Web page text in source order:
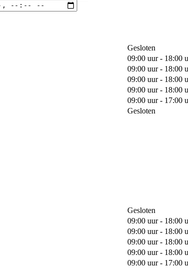
Gesloten
09:00 uur - 18:00
09:00 uur - 18:00
09:00 uur - 18:00
09:00 uur - 18:00
09:00 uur - 17:00
Gesloten
Gesloten
09:00 uur - 18:00
09:00 uur - 18:00
09:00 uur - 18:00
09:00 uur - 18:00
09:00 uur - 17:00